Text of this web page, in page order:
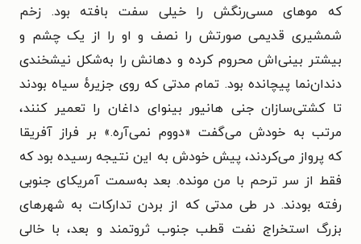
که موهای مسی‌رنگش را خیلی سفت بافته بود. زخم
شمشیری قدیمی صورتش را نصف و او را از یک چشم و
بیشتر بینی‌اش محروم کرده و دهانش را به‌شکل نیشخندی
دندان‌نما پیچانده بود. تمام مدتی که روی جزیرهٔ سیاه بودند
تا کشتی‌سازان جنی هانیور بینوای داغان را تعمیر کنند،
مرتب به خودش می‌گفت «دووم نمی‌آره.» بر فراز آفریقا
که پرواز می‌کردند، پیش خودش به این نتیجه رسیده بود که
فقط از سر ترحم با من مونده. بعد به‌سمت آمریکای جنوبی
رفته بودند. در طی مدتی که از بردن تدارکات به شهرهای
بزرگ استخراج نفت قطب جنوب ثروتمند و بعد، با خالی